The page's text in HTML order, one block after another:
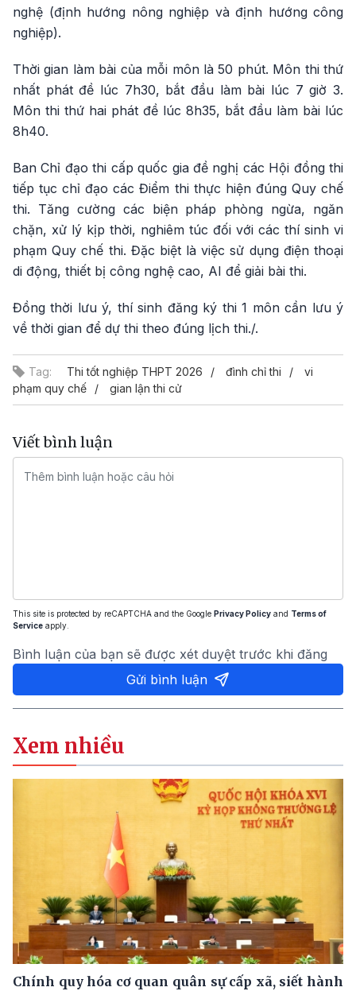
nghệ (định hướng nông nghiệp và định hướng công
nghiệp).
Thời gian làm bài của mỗi môn là 50 phút. Môn thi thứ
nhất phát đề lúc 7h30, bắt đầu làm bài lúc 7 giờ 3.
Môn thi thứ hai phát đề lúc 8h35, bắt đầu làm bài lúc
8h40.
Ban Chỉ đạo thi cấp quốc gia đề nghị các Hội đồng thi
tiếp tục chỉ đạo các Điểm thi thực hiện đúng Quy chế
thi. Tăng cường các biện pháp phòng ngừa, ngăn
chặn, xử lý kịp thời, nghiêm túc đối với các thí sinh vi
phạm Quy chế thi. Đặc biệt là việc sử dụng điện thoại
di động, thiết bị công nghệ cao, AI để giải bài thi.
Đồng thời lưu ý, thí sinh đăng ký thi 1 môn cần lưu ý
về thời gian để dự thi theo đúng lịch thi./.
Tag: Thi tốt nghiệp THPT 2026 đình chỉ thi
vi
phạm quy chế
gian lận thi cử
Viết bình luận
This site is protected by reCAPTCHA and the Google Privacy Policy and Terms of
Service apply.
Bình luận của bạn sẽ được xét duyệt trước khi đăng
Gửi bình luận
Xem nhiều
Chính quy hóa cơ quan quân sự cấp xã, siết hành